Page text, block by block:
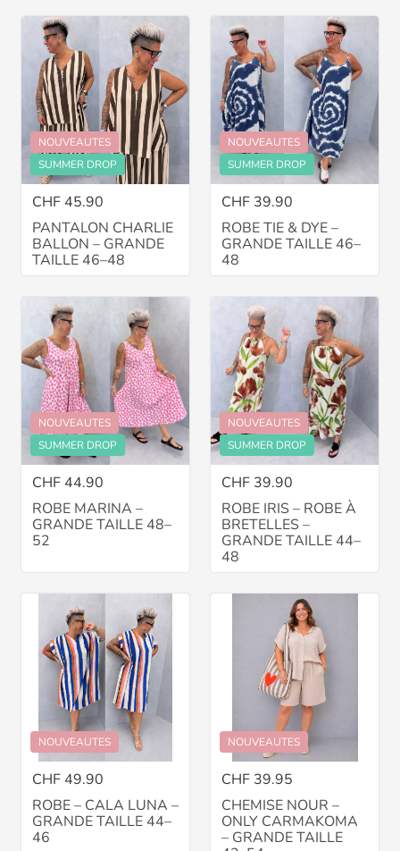
NOUVEAUTES
SUMMER DROP
CHF 45.90
PANTALON CHARLIE
BALLON – GRANDE
TAILLE 46–48
NOUVEAUTES
SUMMER DROP
CHF 39.90
ROBE TIE & DYE –
GRANDE TAILLE 46–
48
NOUVEAUTES
SUMMER DROP
CHF 44.90
ROBE MARINA –
GRANDE TAILLE 48–
52
NOUVEAUTES
SUMMER DROP
CHF 39.90
ROBE IRIS – ROBE À
BRETELLES –
GRANDE TAILLE 44–
48
NOUVEAUTES
CHF 49.90
ROBE – CALA LUNA –
GRANDE TAILLE 44–
46
NOUVEAUTES
CHF 39.95
CHEMISE NOUR –
ONLY CARMAKOMA
– GRANDE TAILLE